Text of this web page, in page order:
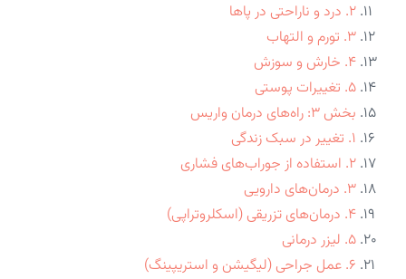
۲. درد و ناراحتی در پاها
۳. تورم و التهاب
۴. خارش و سوزش
۵. تغییرات پوستی
بخش ۳: راه‌های درمان واریس
۱. تغییر در سبک زندگی
۲. استفاده از جوراب‌های فشاری
۳. درمان‌های دارویی
۴. درمان‌های تزریقی (اسکلروتراپی)
۵. لیزر درمانی
۶. عمل جراحی (لیگیشن و استریپینگ)